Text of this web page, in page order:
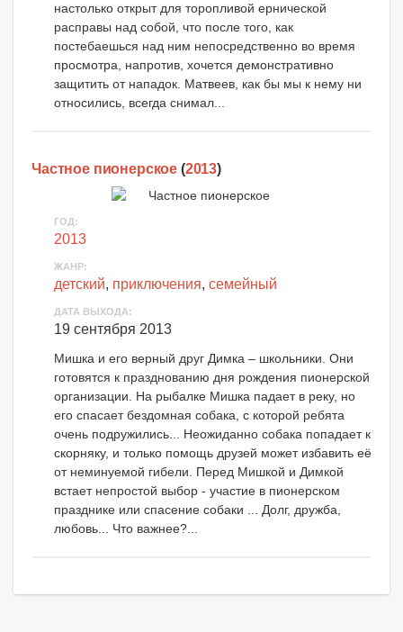
настолько открыт для торопливой ернической
расправы над собой, что после того, как
постебаешься над ним непосредственно во время
просмотра, напротив, хочется демонстративно
защитить от нападок. Матвеев, как бы мы к нему ни
относились, всегда снимал...
Частное пионерское (2013)
ГОД:
2013
ЖАНР:
детский, приключения, семейный
ДАТА ВЫХОДА:
19 сентября 2013
Мишка и его верный друг Димка – школьники. Они
готовятся к празднованию дня рождения пионерской
организации. На рыбалке Мишка падает в реку, но
его спасает бездомная собака, с которой ребята
очень подружились... Неожиданно собака попадает к
скорняку, и только помощь друзей может избавить её
от неминуемой гибели. Перед Мишкой и Димкой
встает непростой выбор - участие в пионерском
празднике или спасение собаки ... Долг, дружба,
любовь... Что важнее?...